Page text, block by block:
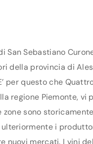
Sebastiano
provincia di
per questo che
Piemonte, vi
sono
i
mercati. I vini